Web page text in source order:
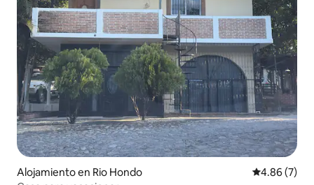
Alojamiento en Rio Hondo Calificación
4.86 (7)